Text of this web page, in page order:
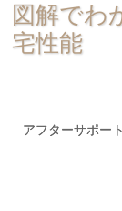
図解でわ
宅性能